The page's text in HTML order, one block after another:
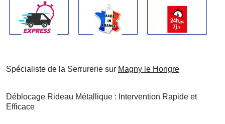
Spécialiste de la Serrurerie sur Magny le Hongre
Déblocage Rideau Métallique : Intervention Rapide et
Efficace